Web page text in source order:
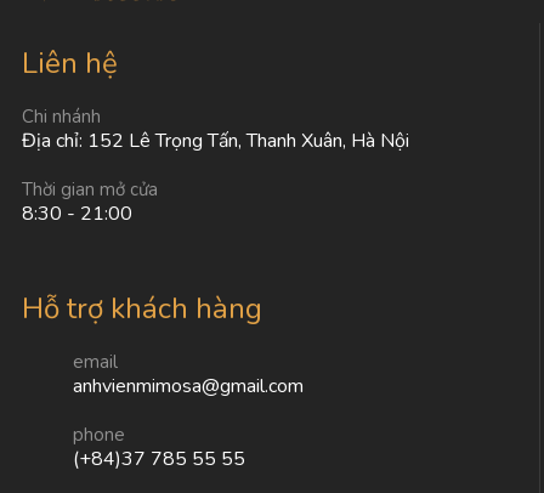
Liên hệ
Chi nhánh
Địa chỉ: 152 Lê Trọng Tấn, Thanh Xuân, Hà Nội
Thời gian mở cửa
8:30 - 21:00
Hỗ trợ khách hàng
email
anhvienmimosa@gmail.com
phone
(+84)37 785 55 55